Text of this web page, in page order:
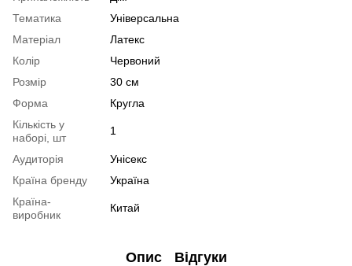
Тематика
Універсальна
Матеріал
Латекс
Колір
Червоний
Розмір
30 см
Форма
Кругла
Кількість у
наборі, шт
1
Аудиторія
Унісекс
Країна бренду
Україна
Країна-
виробник
Китай
Опис Відгуки